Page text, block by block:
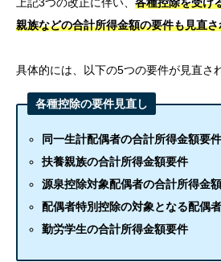
親族などの合計所得金額の要件も見直
具体的には、以下の5つの要件が見直さ
各種控除の要件見直し
同一生計配偶者の合計所得金額要
扶養親族の合計所得金額要件
源泉控除対象配偶者の合計所得金
配偶者特別控除の対象となる配偶
勤労学生の合計所得金額要件